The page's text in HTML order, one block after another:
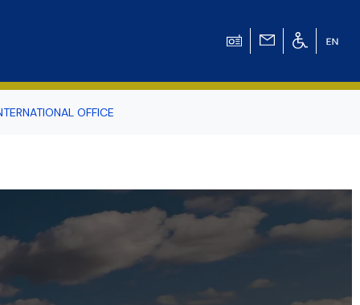
Tomasz Pluciński
OFFICE